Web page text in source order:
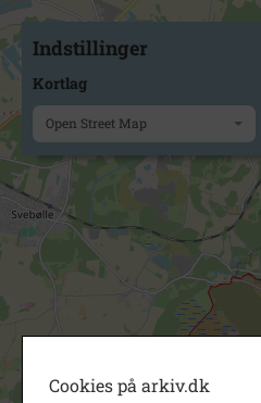
Indstillinger
Kortlag
Open Street Map
Cookies på arkiv.dk